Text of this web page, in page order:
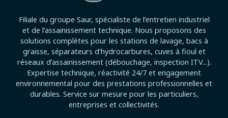
Filiale du groupe Saur, spécialiste de l’entretien industriel
et de l’assainissement technique. Nous proposons des
solutions complètes pour les stations de lavage, bacs à
graisse, séparateurs d’hydrocarbures, cuves à fioul et
réseaux d’assainissement (débouchage, inspection ITV...).
Expertise technique, réactivité 24/7 et engagement
environnemental pour des prestations professionnelles et
durables. Service sur mesure pour les particuliers,
entreprises et collectivités.